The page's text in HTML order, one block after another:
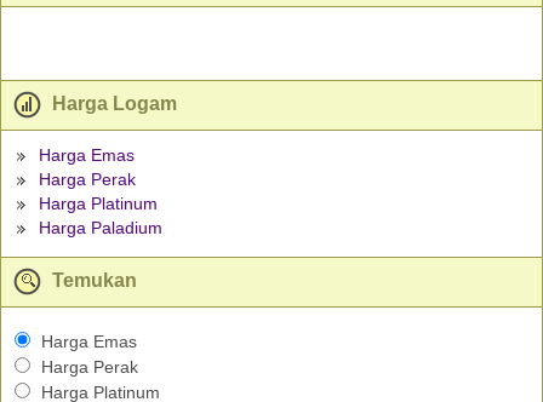
Harga Logam
Harga Emas
Harga Perak
Harga Platinum
Harga Paladium
Temukan
Harga Emas
Harga Perak
Harga Platinum